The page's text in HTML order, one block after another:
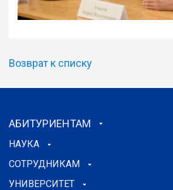
Возврат к списку
АБИТУРИЕНТАМ
НАУКА
СОТРУДНИКАМ
УНИВЕРСИТЕТ